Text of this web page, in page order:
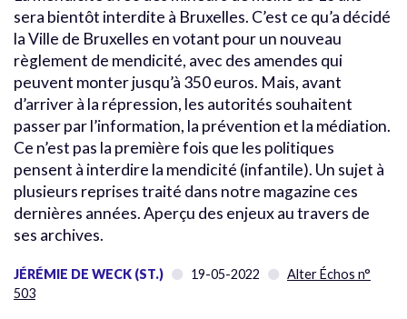
sera bientôt interdite à Bruxelles. C’est ce qu’a décidé
la Ville de Bruxelles en votant pour un nouveau
règlement de mendicité, avec des amendes qui
peuvent monter jusqu’à 350 euros. Mais, avant
d’arriver à la répression, les autorités souhaitent
passer par l’information, la prévention et la médiation.
Ce n’est pas la première fois que les politiques
pensent à interdire la mendicité (infantile). Un sujet à
plusieurs reprises traité dans notre magazine ces
dernières années. Aperçu des enjeux au travers de
ses archives.
JÉRÉMIE DE WECK (ST.) 19-05-2022
Alter Échos n°
503